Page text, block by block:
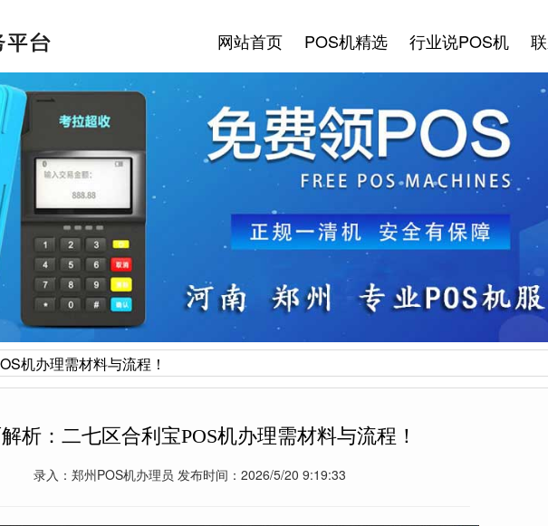
网站首页 POS机精选 行业说POS机
机办理需材料与流程！
析：二七区合利宝POS机办理需材料与流程！
录入：郑州POS机办理员 发布时间：2026/5/20 9:19:33